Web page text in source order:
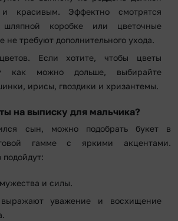
красивым. Эффектно смотрятся
коробке или цветочные
не требуют дополнительного ухода.
цветов. Если хотите, чтобы цветы
как можно дольше, выбирайте
ирисы, гвоздики и хризантемы.
на выписку для мальчика?
сын, можно подобрать букет в
гамме с яркими акцентами.
и силы.
уважение и восхищение